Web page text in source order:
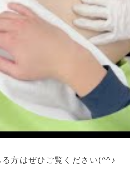
る方はぜひご覧ください(^^♪